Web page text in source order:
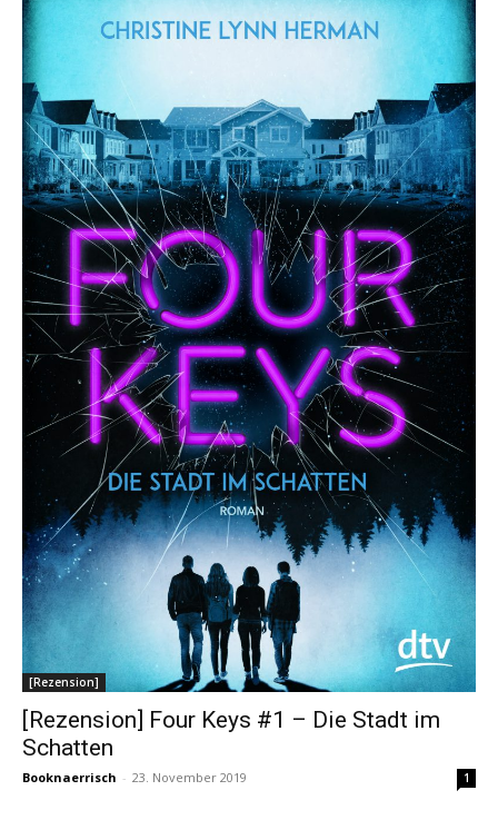
[Rezension]
[Rezension] Four Keys #1 – Die Stadt im
Schatten
Booknaerrisch - 23. November 2019 1